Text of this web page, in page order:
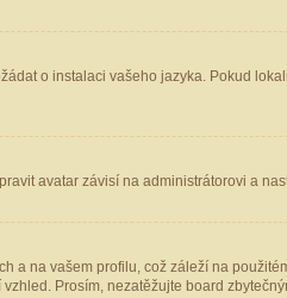
o instalaci vašeho jazyka. Pokud
avatar závisí na administrátorovi a
na vašem profilu, což záleží na
Prosím, nezatěžujte board